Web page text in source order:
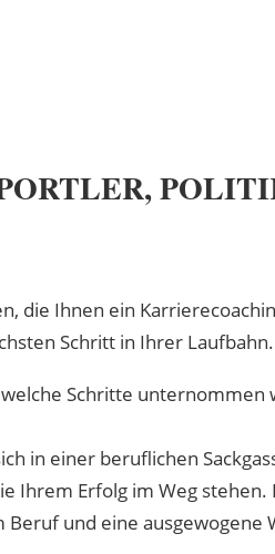
die Ihnen ein
Schritt in Ihrer Laufbahn.
Schritte unternommen
in einer beruflichen
Ihrem Erfolg im Weg stehen.
und eine ausgewogene